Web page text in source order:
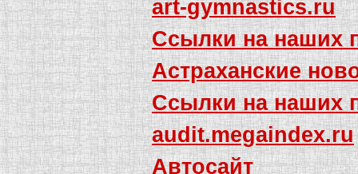
art-gymnastics.ru
Ссылки на наших
Астраханские
Ссылки на наших
audit.megaindex.ru
Автосайт